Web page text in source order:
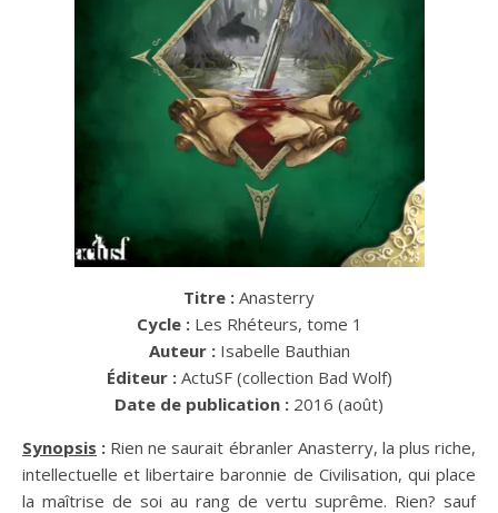
Titre : Anasterry
Cycle : Les Rhéteurs, tome 1
Auteur : Isabelle Bauthian
Éditeur : ActuSF (collection Bad Wolf)
Date de publication : 2016 (août)
Synopsis : Rien ne saurait ébranler Anasterry, la plus riche,
intellectuelle et libertaire baronnie de Civilisation, qui place
la maîtrise de soi au rang de vertu suprême. Rien? sauf